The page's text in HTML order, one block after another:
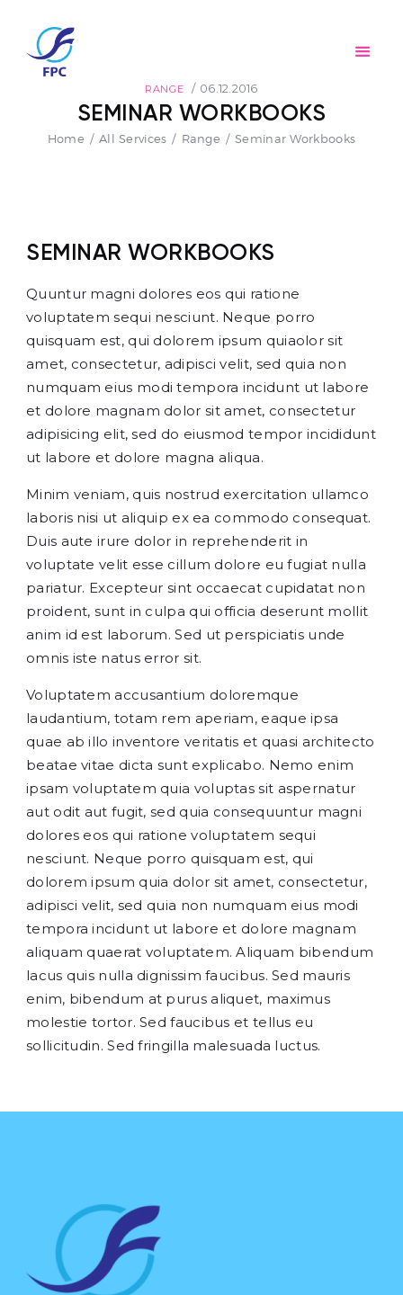
RANGE 06.12.2016
SEMINAR WORKBOOKS
Home All Services Range Seminar Workbooks
CỐC GIẤY FPC
AN TOÀN – THÂN THIỆN – TIỆN LỢI
Sản phẩm
Đối tác
SEMINAR WORKBOOKS
Quuntur magni dolores eos qui ratione
voluptatem sequi nesciunt. Neque porro
quisquam est, qui dolorem ipsum quiaolor sit
amet, consectetur, adipisci velit, sed quia non
numquam eius modi tempora incidunt ut labore
et dolore magnam dolor sit amet, consectetur
adipisicing elit, sed do eiusmod tempor incididunt
ut labore et dolore magna aliqua.
Minim veniam, quis nostrud exercitation ullamco
laboris nisi ut aliquip ex ea commodo consequat.
Duis aute irure dolor in reprehenderit in
voluptate velit esse cillum dolore eu fugiat nulla
pariatur. Excepteur sint occaecat cupidatat non
proident, sunt in culpa qui officia deserunt mollit
anim id est laborum. Sed ut perspiciatis unde
omnis iste natus error sit.
Voluptatem accusantium doloremque
laudantium, totam rem aperiam, eaque ipsa
quae ab illo inventore veritatis et quasi architecto
beatae vitae dicta sunt explicabo. Nemo enim
ipsam voluptatem quia voluptas sit aspernatur
aut odit aut fugit, sed quia consequuntur magni
dolores eos qui ratione voluptatem sequi
nesciunt. Neque porro quisquam est, qui
dolorem ipsum quia dolor sit amet, consectetur,
adipisci velit, sed quia non numquam eius modi
tempora incidunt ut labore et dolore magnam
aliquam quaerat voluptatem. Aliquam bibendum
lacus quis nulla dignissim faucibus. Sed mauris
enim, bibendum at purus aliquet, maximus
molestie tortor. Sed faucibus et tellus eu
sollicitudin. Sed fringilla malesuada luctus.